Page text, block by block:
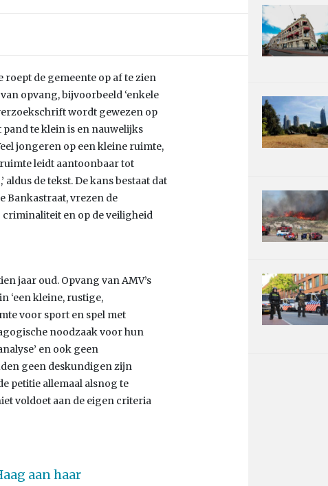
roept de gemeente op af te zien
opvang, bijvoorbeeld ‘enkele
wordt gewezen op
te klein is en nauwelijks
jongeren op een kleine ruimte,
leidt aantoonbaar tot
de tekst. De kans bestaat dat
Bankastraat, vrezen de
en op de veiligheid
jaar oud. Opvang van AMV’s
‘een kleine, rustige,
voor sport en spel met
noodzaak voor hun
en ook geen
geen deskundigen zijn
petitie allemaal alsnog te
voldoet aan de eigen criteria
aan haar